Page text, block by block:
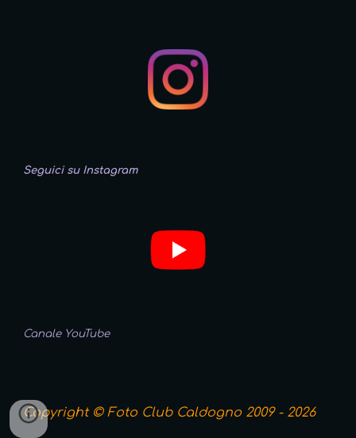
Seguici su Instagram
Canale YouTube
Copyright © Foto Club Caldogno 2009 - 2026